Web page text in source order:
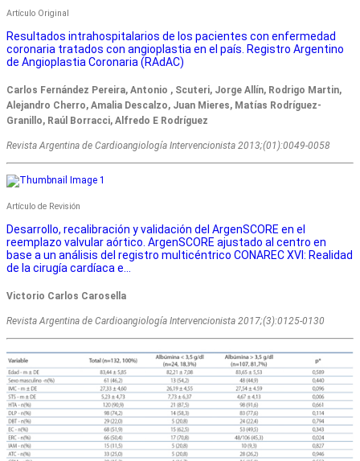
Artículo Original
Resultados intrahospitalarios de los pacientes con enfermedad
coronaria tratados con angioplastia en el país. Registro Argentino
de Angioplastia Coronaria (RAdAC)
Carlos Fernández Pereira, Antonio , Scuteri, Jorge Allín, Rodrigo Martin,
Alejandro Cherro, Amalia Descalzo, Juan Mieres, Matías Rodríguez-
Granillo, Raúl Borracci, Alfredo E Rodríguez
Revista Argentina de Cardioangiologí­a Intervencionista 2013;(01):0049-0058
Artículo de Revisión
Desarrollo, recalibración y validación del ArgenSCORE en el
reemplazo valvular aórtico. ArgenSCORE ajustado al centro en
base a un análisis del registro multicéntrico CONAREC XVI: Realidad
de la cirugía cardíaca e...
Victorio Carlos Carosella
Revista Argentina de Cardioangiologí­a Intervencionista 2017;(3):0125-0130